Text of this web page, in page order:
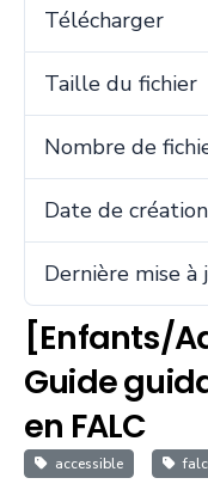
Télécharger
Taille du fichier
Nombre de
Date de création
Dernière mise à
[Enfants/
Guide
en FALC
accessible falc